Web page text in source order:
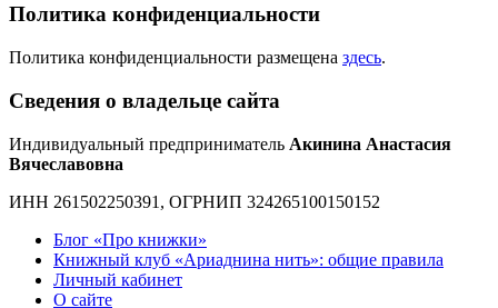
Политика конфиденциальности
Политика конфиденциальности размещена здесь.
Сведения о владельце сайта
Индивидуальный предприниматель Акинина Анастасия
Вячеславовна
ИНН 261502250391, ОГРНИП 324265100150152
Блог «Про книжки»
Книжный клуб «Ариаднина нить»: общие правила
Личный кабинет
О сайте